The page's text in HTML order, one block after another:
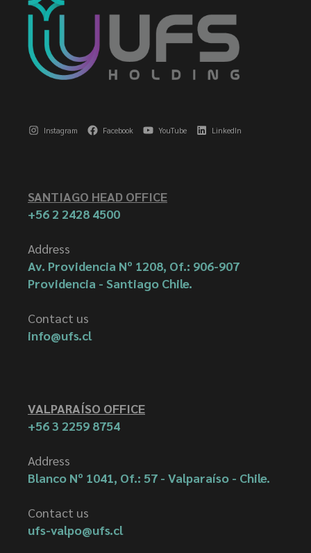
Instagram Facebook YouTube LinkedIn
SANTIAGO HEAD OFFICE
+56 2 2428 4500
Address
Av. Providencia Nº 1208, Of.: 906-907
Providencia - Santiago Chile.
Contact us
info@ufs.cl
VALPARAÍSO OFFICE
+56 3 2259 8754
Address
Blanco Nº 1041, Of.: 57 - Valparaíso - Chile.
Contact us
ufs-valpo@ufs.cl